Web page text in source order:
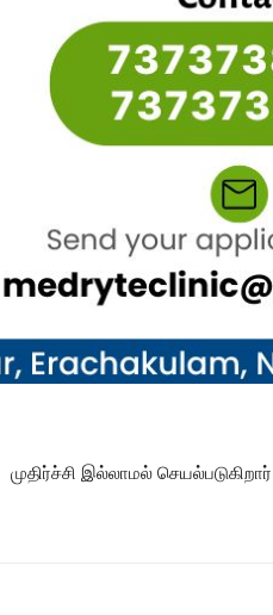
முதிர்ச்சி இல்லாமல்